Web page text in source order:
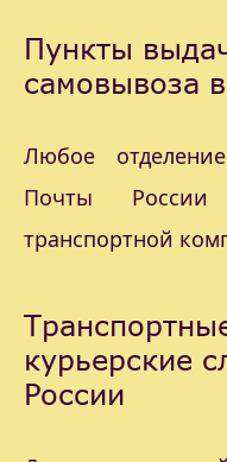
Пункты
самовывоза
Любое
Почты
транспортной
курьерские
России